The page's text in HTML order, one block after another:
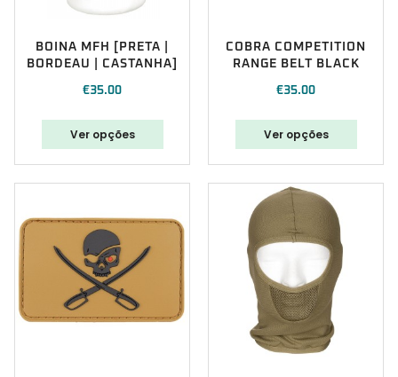
BOINA MFH [PRETA |
BORDEAU | CASTANHA]
€35.00
Ver opções
COBRA COMPETITION
RANGE BELT BLACK
€35.00
Ver opções